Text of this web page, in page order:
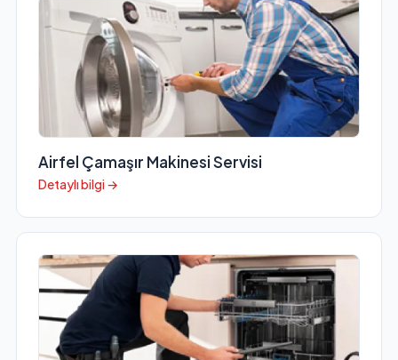
Airfel Çamaşır Makinesi Servisi
Detaylı bilgi →